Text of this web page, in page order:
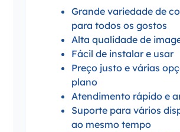
Grande variedade de
para todos os gostos
Alta qualidade de
Fácil de instalar e usar
Preço justo e várias
plano
Atendimento rápido e
Suporte para vários
ao mesmo tempo